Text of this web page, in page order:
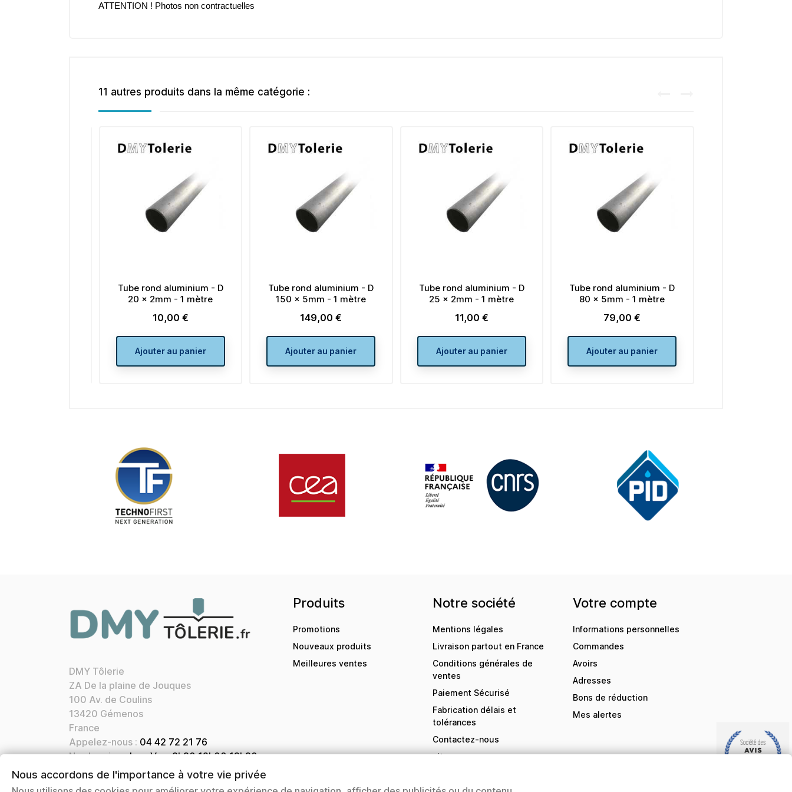
ATTENTION ! Photos non contractuelles
11 autres produits dans la même catégorie :
Tube rond aluminium - D
20 x 2mm - 1 mètre
Tube rond aluminium - D
150 x 5mm - 1 mètre
Ajouter au panier
Tube rond aluminium - D
25 x 2mm - 1 mètre
Ajouter au panier
Tube rond aluminium - D
80 x 5mm - 1 mètre
Ajouter au panier
Tube rond aluminium - D
100 x 2mm - 1 mètre
Ajouter au panier
DMY Tôlerie
ZA De la plaine de Jouques
100 Av. de Coulins
13420 Gémenos
France
Appelez-nous : 04 42 72 21 76
Nos horaires:Lun. Ven. 8h30 12h00 13h30
17h00
Courriel:
contact@dmytolerie.fr
Produits
Promotions
Nouveaux produits
Meilleures ventes
Notre société
Mentions légales
Livraison partout en France
Conditions générales de
ventes
Paiement Sécurisé
Fabrication délais et
tolérances
Contactez-nous
sitemap
Votre compte
Informations personnelles
Commandes
Avoirs
Adresses
Bons de réduction
Mes alertes
Nous accordons de l'importance à votre vie privée